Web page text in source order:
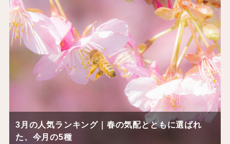
3月の人気ランキング｜春の気配とともに選ばれ
た、今月の5種